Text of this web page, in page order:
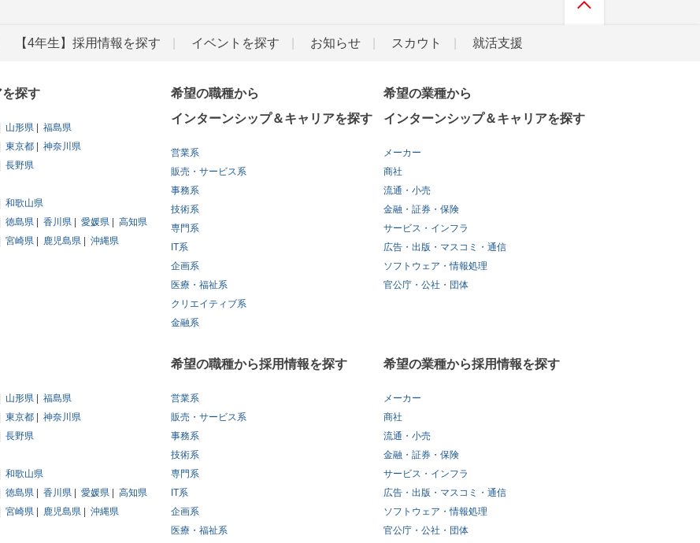
【4年生】採用情報を探す イベントを探す お知らせ スカウト 就活支援
探す
山形県
福島県
東京都
神奈川県
長野県
和歌山県
徳島県 香川県 愛媛県
高知県
宮崎県 鹿児島県
沖縄県
希望の職種から
インターンシップ＆キャリアを探す
営業系
販売・サービス系
事務系
技術系
専門系
IT系
企画系
医療・福祉系
クリエイティブ系
金融系
希望の業種から
インターンシップ＆キャリアを探す
メーカー
商社
流通・小売
金融・証券・保険
サービス・インフラ
広告・出版・マスコミ・通信
ソフトウェア・情報処理
官公庁・公社・団体
山形県
福島県
東京都
神奈川県
長野県
和歌山県
徳島県 香川県 愛媛県
高知県
宮崎県 鹿児島県
沖縄県
希望の職種から採用情報を探す
営業系
販売・サービス系
事務系
技術系
専門系
IT系
企画系
医療・福祉系
希望の業種から採用情報を探す
メーカー
商社
流通・小売
金融・証券・保険
サービス・インフラ
広告・出版・マスコミ・通信
ソフトウェア・情報処理
官公庁・公社・団体